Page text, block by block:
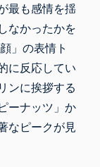
最も感情を揺
なかったかを
」の表情ト
に反応してい
ンに挨拶する
ーナッツ」か
なピークが見